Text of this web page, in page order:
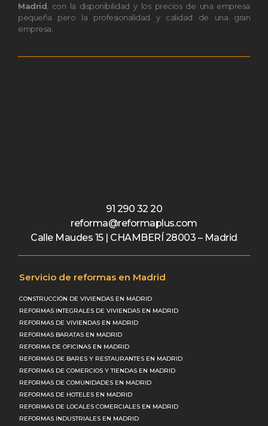
Madrid , con la disponibilidad y los precios de una empresa
pequeña pero la profesionalidad y calidad de una gran
empresa.
91 290 32 20
reforma@reformaplus.com
Calle Maudes 15 | CHAMBERÍ 28003 – Madrid
Servicio de reformas en Madrid
CONSTRUCCIÓN DE VIVIENDAS EN MADRID
REFORMAS INTEGRALES DE VIVIENDAS EN MADRID
REFORMAS DE VIVIENDAS EN MADRID
REFORMAS BARATAS EN MADRID
REFORMA DE OFICINAS EN MADRID
REFORMAS DE BARES Y RESTAURANTES EN MADRID
REFORMAS DE COMERCIOS Y TIENDAS EN MADRID
REFORMAS DE COMUNIDADES EN MADRID
REFORMAS DE HOTELES EN MADRID
REFORMAS DE LOCALES COMERCIALES EN MADRID
REFORMAS INDUSTRIALES EN MADRID